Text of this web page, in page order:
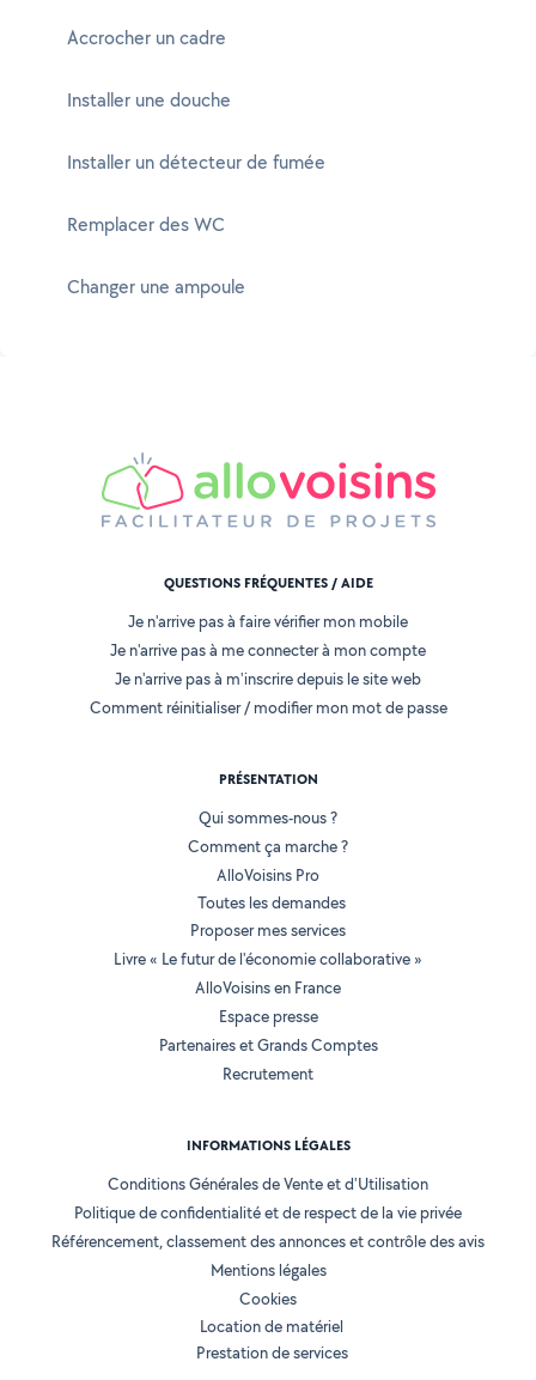
Accrocher un cadre
Installer une douche
Installer un détecteur de fumée
Remplacer des WC
Changer une ampoule
QUESTIONS FRÉQUENTES / AIDE
Je n'arrive pas à faire vérifier mon mobile
Je n'arrive pas à me connecter à mon compte
Je n'arrive pas à m'inscrire depuis le site web
Comment réinitialiser / modifier mon mot de passe
PRÉSENTATION
Qui sommes-nous ?
Comment ça marche ?
AlloVoisins Pro
Toutes les demandes
Proposer mes services
Livre « Le futur de l'économie collaborative »
AlloVoisins en France
Espace presse
Partenaires et Grands Comptes
Recrutement
INFORMATIONS LÉGALES
Conditions Générales de Vente et d'Utilisation
Politique de confidentialité et de respect de la vie privée
Référencement, classement des annonces et contrôle des avis
Mentions légales
Cookies
Location de matériel
Prestation de services